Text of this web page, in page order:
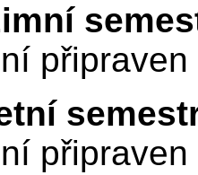
připraven
připraven